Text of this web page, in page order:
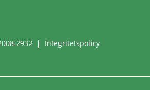
2932 | Integritetspolicy